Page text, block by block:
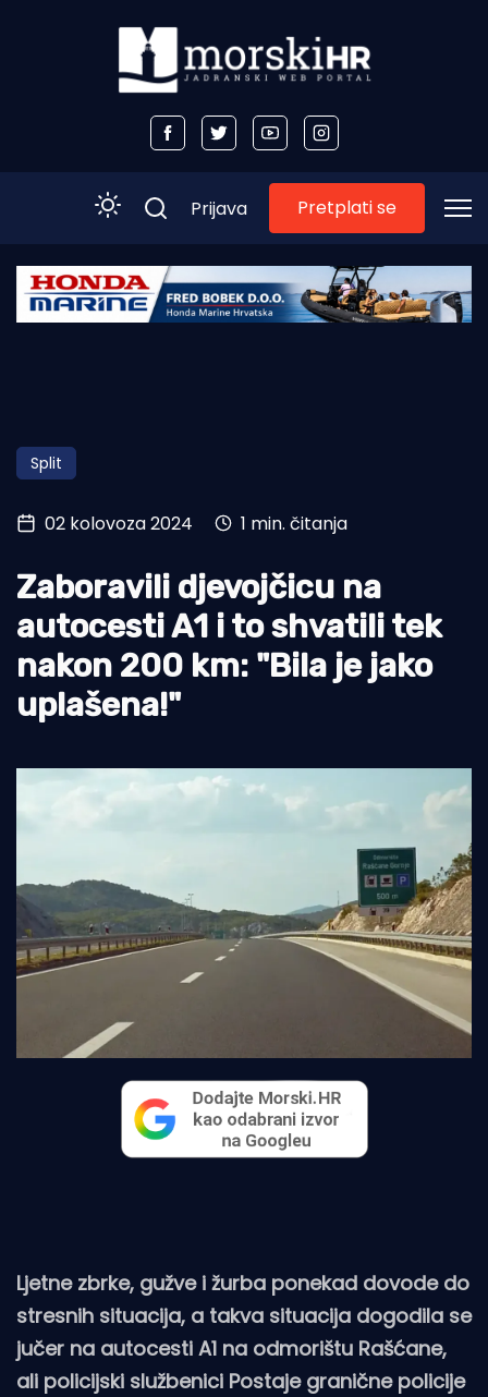
Početna
Obala
Otoci
Turizam i nautika
Pomorstvo
Ribolov
Ekologija
Tradicija i kultura
Prijava Pretplati se
Split
02 kolovoza 2024 1 min. čitanja
Zaboravili djevojčicu na
autocesti A1 i to shvatili tek
nakon 200 km: "Bila je jako
uplašena!"
Ljetne zbrke, gužve i žurba ponekad dovode do
stresnih situacija, a takva situacija dogodila se
jučer na autocesti A1 na odmorištu Rašćane,
ali policijski službenici Postaje granične policije